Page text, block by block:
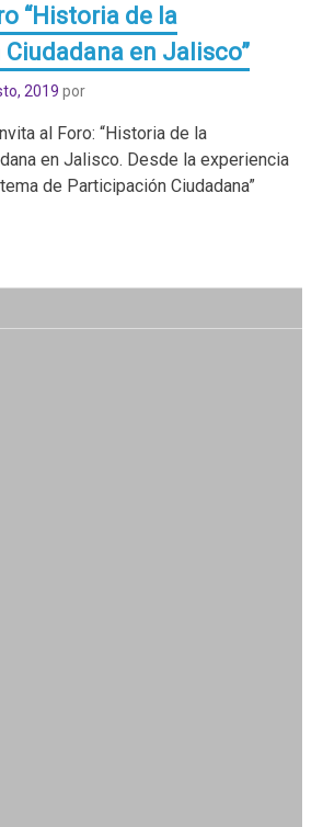
“Historia de la
en Jalisco”
2019 por
al Foro: “Historia de la
en Jalisco. Desde la experiencia
de Participación Ciudadana”